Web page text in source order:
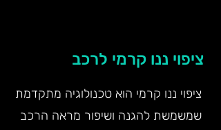
ציפוי ננו קרמי לרכב
ציפוי ננו קרמי הוא טכנולוגיה מתקדמת
שמשמשת להגנה ושיפור מראה הרכב